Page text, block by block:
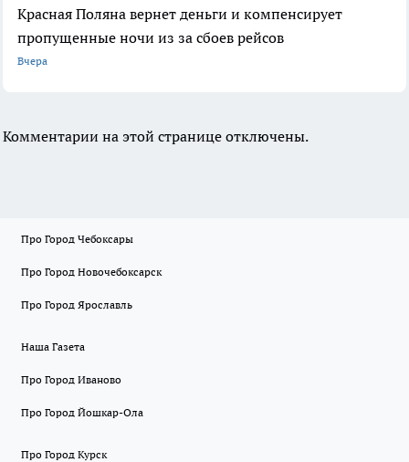
Красная Поляна вернет деньги и компенсирует
пропущенные ночи из за сбоев рейсов
Вчера
Комментарии на этой странице отключены.
Про Город Чебоксары
Про Город Новочебоксарск
Про Город Ярославль
Наша Газета
Про Город Иваново
Про Город Йошкар-Ола
Про Город Курск